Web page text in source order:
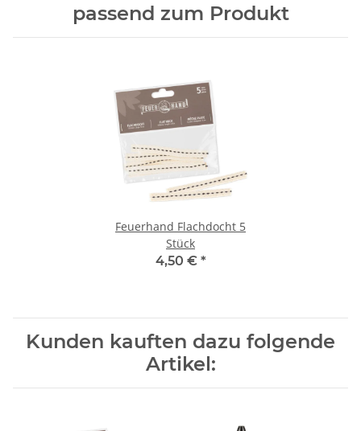
passend zum Produkt
Feuerhand Flachdocht 5
Stück
4,50 € *
Kunden kauften dazu folgende
Artikel: